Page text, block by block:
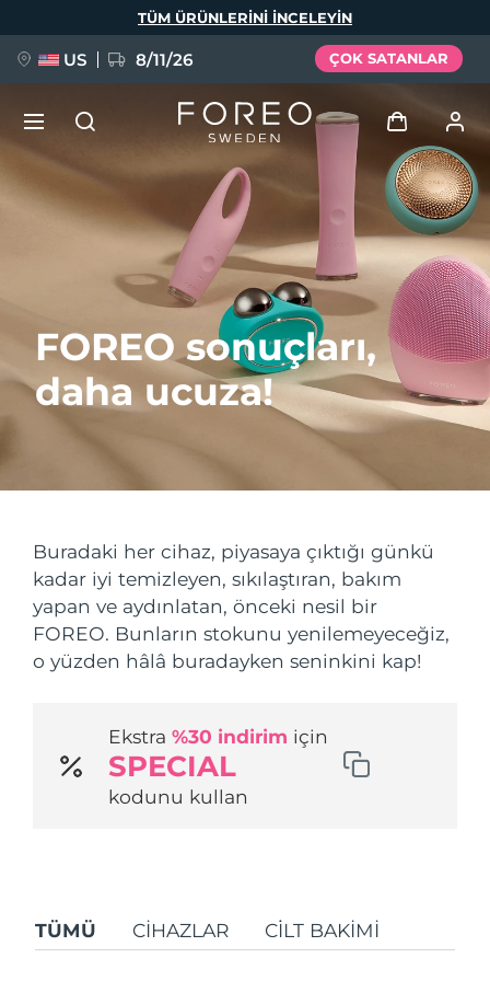
FOREO sonuçları,
daha ucuza!
Buradaki her cihaz, piyasaya çıktığı günkü
kadar iyi temizleyen, sıkılaştıran, bakım
yapan ve aydınlatan, önceki nesil bir
FOREO. Bunların stokunu yenilemeyeceğiz,
o yüzden hâlâ buradayken seninkini kap!
Ekstra%30 indirim için
SPECIAL
kodunu kullan
TÜMÜ CIHAZLAR CİLT BAKIMI
TÜM ÜRÜNLERINI INCELEYIN
US 8/11/26 ÇOK SATANLAR
Giriş
Kullanici profi̇li̇
Cihazlarım
Siparişlerim
Adresim
Aboneliklerim
YENİ
FAQ™ Pure Beauty-Tech Elixir
BREAKING NEWS
FAQ™ Dual LED Panel
POPÜLER
Özel teklifler Çok satanlar
Kırmızı Işık Terapisi
Dil Seçimi
Deutsch
Español
Français
Italiano
Português
Polski
Svenska
Русский
繁體中文
Nakliye ülkesi
Amerika Birleşik
Devletleri
Tahmini teslim tarihi
Birleşik Krallık Tahmini teslim tarihi8/10/26
Avustralya Tahmini teslim tarihi